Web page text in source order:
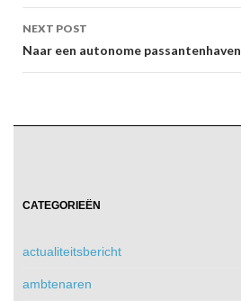
NEXT POST
Naar een autonome passantenhaven
CATEGORIEËN
actualiteitsbericht
ambtenaren